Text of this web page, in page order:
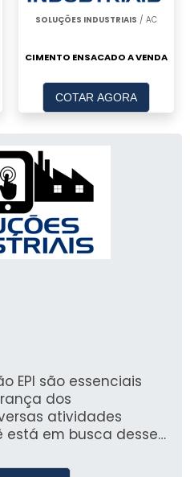
SOLUÇÕES INDUSTRIAIS / AC
CIMENTO ENSACADO A VENDA
COTAR AGORA
EPI são essenciais
dos
atividades
está em busca desses
e EPCs que oferece